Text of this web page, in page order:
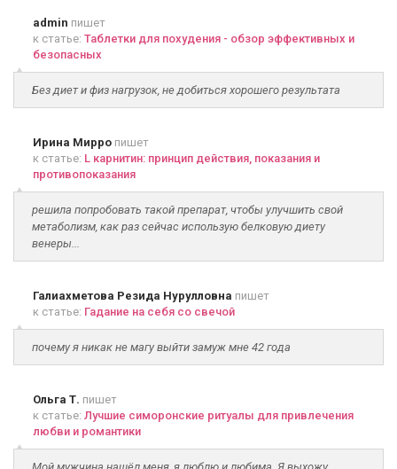
admin пишет
к статье: Таблетки для похудения - обзор эффективных и
безопасных
Без диет и физ нагрузок, не добиться хорошего результата
Ирина Мирро пишет
к статье: L карнитин: принцип действия, показания и
противопоказания
решила попробовать такой препарат, чтобы улучшить свой
метаболизм, как раз сейчас использую белковую диету
венеры...
Галиахметова Резида Нурулловна пишет
к статье: Гадание на себя со свечой
почему я никак не магу выйти замуж мне 42 года
Ольга Т. пишет
к статье: Лучшие симоронские ритуалы для привлечения
любви и романтики